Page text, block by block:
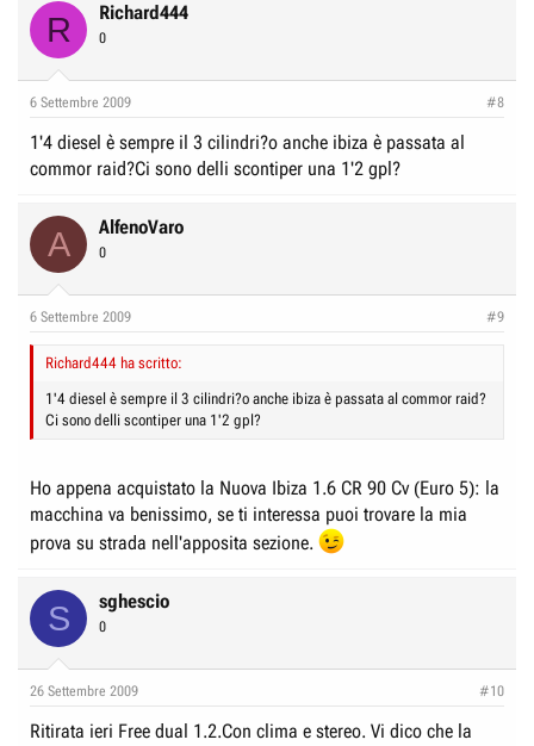
R Richard444
0
6 Settembre 2009 #8
1'4 diesel è sempre il 3 cilindri?o anche ibiza è passata al
commor raid?Ci sono delli scontiper una 1'2 gpl?
A AlfenoVaro
0
6 Settembre 2009 #9
Richard444 ha scritto:
1'4 diesel è sempre il 3 cilindri?o anche ibiza è passata al commor raid?
Ci sono delli scontiper una 1'2 gpl?
Ho appena acquistato la Nuova Ibiza 1.6 CR 90 Cv (Euro 5): la
macchina va benissimo, se ti interessa puoi trovare la mia
prova su strada nell'apposita sezione.
S sghescio
0
26 Settembre 2009 #10
Ritirata ieri Free dual 1.2.Con clima e stereo. Vi dico che la